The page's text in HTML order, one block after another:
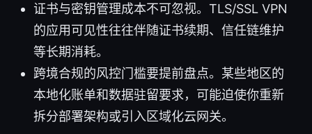
证书与密钥管理成本不可忽视。TLS/SSL VPN
的应用可见性往往伴随证书续期、信任链维护
等长期消耗。
跨境合规的风控门槛要提前盘点。某些地区的
本地化账单和数据驻留要求，可能迫使你重新
拆分部署架构或引入区域化云网关。